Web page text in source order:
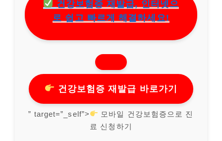
건강보험증 재발급, 인터넷으
로 쉽고 빠르게 해결하세요!
건강보험증 재발급 바로가기
” target=”_self”>
모바일 건강보험증으로 진
료 신청하기